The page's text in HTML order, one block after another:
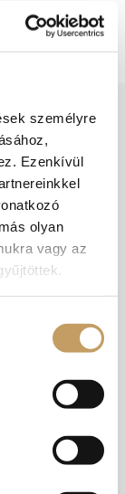
személyre
Ezenkívül
olyan
vagy az
460
MIND
IS.